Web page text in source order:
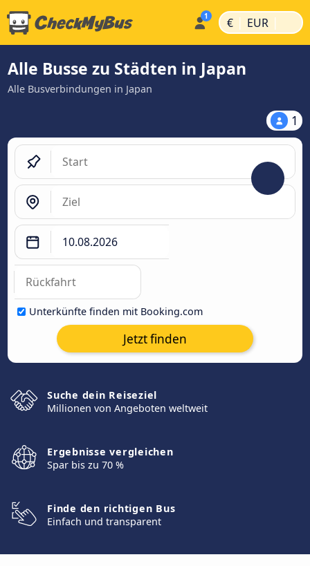
€ | EUR |
Alle Busse zu Städten in Japan
Alle Busverbindungen in Japan
1
Unterkünfte finden mit Booking.com
Jetzt finden
Suche dein Reiseziel
Millionen von Angeboten weltweit
Ergebnisse vergleichen
Spar bis zu 70 %
Finde den richtigen Bus
Einfach und transparent